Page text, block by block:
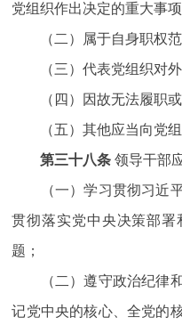
党组织作出决定的重大事项
（二）属于自身职权范
（三）代表党组织对外
（四）因故无法履职或
（五）其他应当向党组
第三十八条 领导干部
（一）学习贯彻习近平
贯彻落实党中央决策部署
题；
（二）遵守政治纪律和
记党中央的核心、全党的